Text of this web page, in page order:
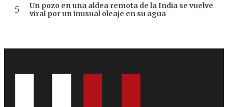
Un pozo en una aldea remota de la India se vuelve
viral por un inusual oleaje en su agua